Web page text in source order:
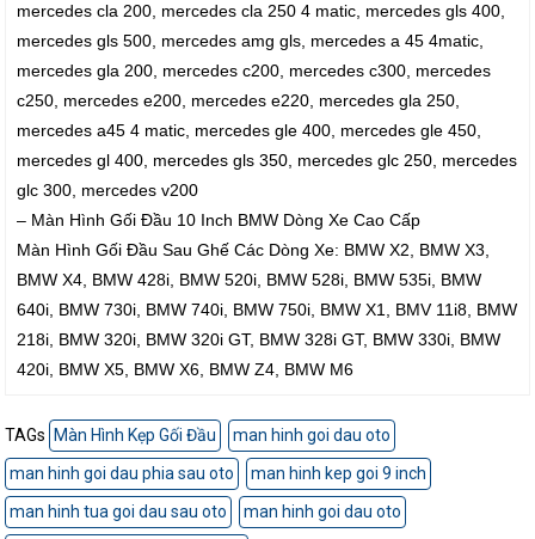
mercedes cla 200, mercedes cla 250 4 matic, mercedes gls 400,
mercedes gls 500, mercedes amg gls, mercedes a 45 4matic,
mercedes gla 200, mercedes c200, mercedes c300, mercedes
c250, mercedes e200, mercedes e220, mercedes gla 250,
mercedes a45 4 matic, mercedes gle 400, mercedes gle 450,
mercedes gl 400, mercedes gls 350, mercedes glc 250, mercedes
glc 300, mercedes v200
– Màn Hình Gối Đầu 10 Inch BMW Dòng Xe Cao Cấp
Màn Hình Gối Đầu Sau Ghế Các Dòng Xe: BMW X2, BMW X3,
BMW X4, BMW 428i, BMW 520i, BMW 528i, BMW 535i, BMW
640i, BMW 730i, BMW 740i, BMW 750i, BMW X1, BMV 11i8, BMW
218i, BMW 320i, BMW 320i GT, BMW 328i GT, BMW 330i, BMW
420i, BMW X5, BMW X6, BMW Z4, BMW M6
TAGs Màn Hình Kẹp Gối Đầu
man hinh goi dau oto
man hinh goi dau phia sau oto
man hinh kep goi 9 inch
man hinh tua goi dau sau oto
man hinh goi dau oto